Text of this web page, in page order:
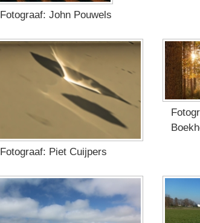
Fotograaf: John Pouwels
Fotograaf: Piet Cuijpers